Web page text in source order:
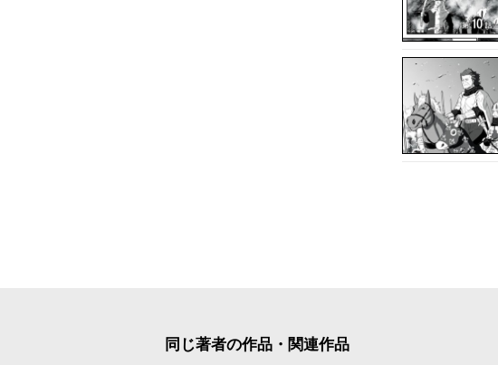
同じ著者の作品・関連作品